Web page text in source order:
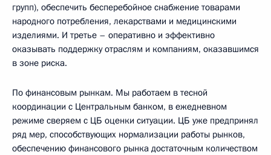
групп), обеспечить бесперебойное снабжение товарами
народного потребления, лекарствами и медицинскими
изделиями. И третье – оперативно и эффективно
оказывать поддержку отраслям и компаниям, оказавшимся
в зоне риска.
По финансовым рынкам. Мы работаем в тесной
координации с Центральным банком, в ежедневном
режиме сверяем с ЦБ оценки ситуации. ЦБ уже предпринял
ряд мер, способствующих нормализации работы рынков,
обеспечению финансового рынка достаточным количеством